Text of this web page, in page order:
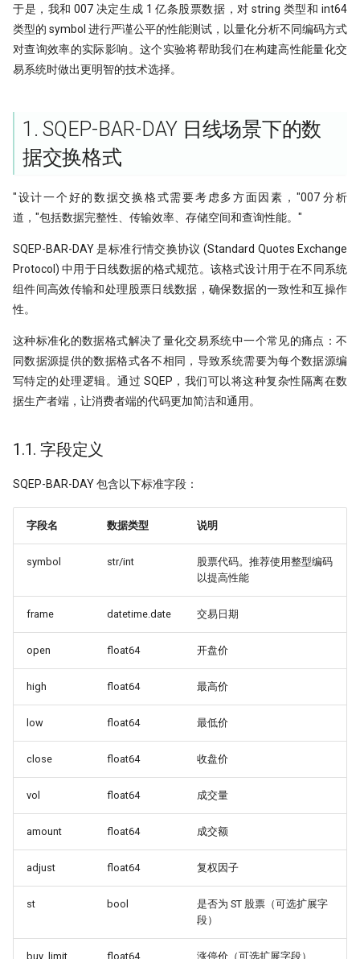
谁压垮了这个基站？用XGBoost如何
进行时序事件归因
The Sound of Risk! 闻弦歌而知雅意,
Tcn
Alphalens因子分析(2) - low turnover
秒杀98%的基金经理!
因子分析（3）- 都是坑！这么简单的
Alpha计算，竟然错了？！
Coefficient方法
龙凤呈祥：这种无底限炒作，如何用
量化方法发现它？
捕捉主力-最大成交量因子
Mispriced option
机器学习(XgBoost）预测顶和底
净新高占比因子
7月：斜率动量因子表现回顾
Sharpe 5.5!遗憾规避因子
私募量化策略大盘点-2024年初
Santa Claus Rally
动能反转：二阶导动量因子年化
聪明钱概念策略，另一个价格行为交
易策略？
改用十进制！点差如何影响策略
抢头彩？！
一门三杰 一年翻十倍的男人发明了
周一到周五，哪天能买股？做对了夏
普22.5！
WorldQuant? Word Count!
Z-score 因子的深入思考
升！
低波动因子、白马股与红利股
3. 结论与建议
3.1 实际应用建议
于是，我和 007 决定生成 1 亿条股票数据，对 string 类型和 int64
类型的 symbol 进行严谨公平的性能测试，以量化分析不同编码方式
对查询效率的实际影响。这个实验将帮助我们在构建高性能量化交
易系统时做出更明智的技术选择。
1. SQEP-BAR-DAY 日线场景下的数
据交换格式
"设计一个好的数据交换格式需要考虑多方面因素，"007 分析
道，"包括数据完整性、传输效率、存储空间和查询性能。"
SQEP-BAR-DAY 是标准行情交换协议 (Standard Quotes Exchange
Protocol) 中用于日线数据的格式规范。该格式设计用于在不同系统
组件间高效传输和处理股票日线数据，确保数据的一致性和互操作
性。
这种标准化的数据格式解决了量化交易系统中一个常见的痛点：不
同数据源提供的数据格式各不相同，导致系统需要为每个数据源编
写特定的处理逻辑。通过 SQEP，我们可以将这种复杂性隔离在数
据生产者端，让消费者端的代码更加简洁和通用。
1.1. 字段定义
SQEP-BAR-DAY 包含以下标准字段：
字段名 数据类型 说明
symbol str/int
股票代码。推荐使用整型编码
以提高性能
frame datetime.date 交易日期
open float64 开盘价
high float64 最高价
low float64 最低价
close float64 收盘价
vol float64 成交量
amount float64 成交额
adjust float64 复权因子
st bool
是否为 ST 股票（可选扩展字
段）
buy_limit float64 涨停价（可选扩展字段）